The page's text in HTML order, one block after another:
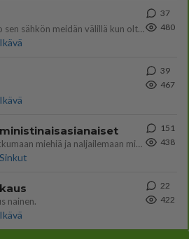
Muru, sä oot ihana. Tunsitko sen sähkön meidän välillä kun oltiin ihan låhekkäin? 👩‍❤️‍👩❤️😼😘
Ikävä
37
480
Ikävä
39
467
Tulevat tänne palstalle haukkumaan miehiä ja naljailemaan miehelle, kehuvat olevansa heitä parempia. Itse asuvat MIEHE
Sinkut
151
438
nainen.
Ikävä
22
422